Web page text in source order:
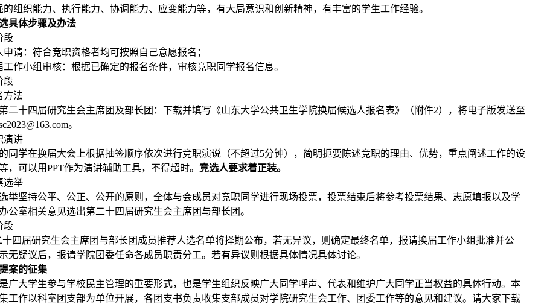
的组织能力、执行能力、协调能力、应变能力等，有大局意识和创新精神，有丰富的学生工作经验。
具体步骤及办法
段
申请：符合竞职资格者均可按照自己意愿报名；
工作小组审核：根据已确定的报名条件，审核竞职同学报名信息。
段
方法
二十四届研究生会主席团及部长团：下载并填写《山东大学公共卫生学院换届候选人报名表》（附件2），将电子版发送至
。
演讲
同学在换届大会上根据抽签顺序依次进行竞职演说（不超过5分钟），简明扼要陈述竞职的理由、优势，重点阐述工作的设
，可以用PPT作为演讲辅助工具，不得超时。 竞选人要求着正装。
选举
举坚持公平、公正、公开的原则，全体与会成员对竞职同学进行现场投票，投票结束后将参考投票结果、志愿填报以及学
公室相关意见选出第二十四届研究生会主席团与部长团。
段
十四届研究生会主席团与部长团成员推荐人选名单将择期公布，若无异议，则确定最终名单，报请换届工作小组批准并公
无疑议后，报请学院团委任命各成员职责分工。若有异议则根据具体情况具体讨论。
案的征集
广大学生参与学校民主管理的重要形式，也是学生组织反映广大同学呼声、代表和维护广大同学正当权益的具体行动。本
工作以科室团支部为单位开展，各团支书负责收集支部成员对学院研究生会工作、团委工作等的意见和建议。请大家下载